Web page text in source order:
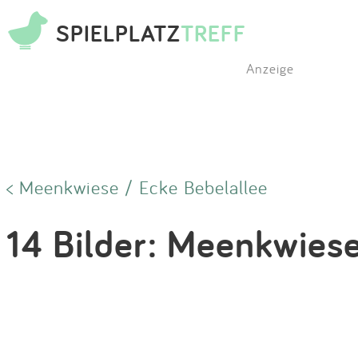
SPIELPLATZTREFF
Anzeige
< Meenkwiese / Ecke Bebelallee
14 Bilder: